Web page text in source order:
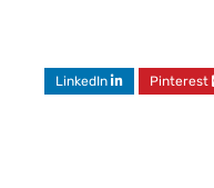
Pinterest
LinkedIn